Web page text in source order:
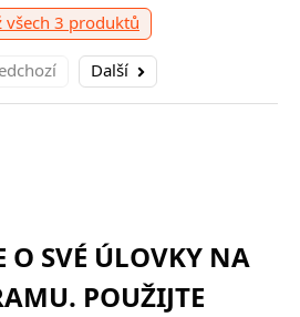
všech 3 produktů
Další
O SVÉ ÚLOVKY NA
POUŽIJTE